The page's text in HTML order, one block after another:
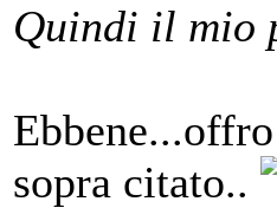
Quindi il mio
sopra citato..